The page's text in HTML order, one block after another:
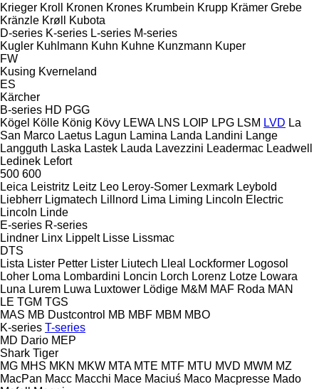
Krieger Kroll Kronen Krones Krumbein Krupp Krämer Grebe
Kränzle Krøll
Kubota
D-series K-series L-series M-series
Kugler Kuhlmann Kuhn Kuhne Kunzmann Kuper
FW
Kusing Kverneland
ES
Kärcher
B-series HD PGG
Kögel Kölle König Kövy LEWA LNS LOIP LPG LSM LVD La
San Marco Laetus Lagun Lamina Landa Landini Lange
Langguth Laska Lastek Lauda Lavezzini Leadermac Leadwell
Ledinek Lefort
500 600
Leica Leistritz Leitz Leo Leroy-Somer Lexmark Leybold
Liebherr Ligmatech Lillnord Lima Liming Lincoln Electric
Lincoln Linde
E-series R-series
Lindner Linx Lippelt Lisse Lissmac
DTS
Lista Lister Petter Lister Liutech Lleal Lockformer Logosol
Loher Loma Lombardini Loncin Lorch Lorenz Lotze Lowara
Luna Lurem Luwa Luxtower Lödige M&M MAF Roda MAN
LE TGM TGS
MAS MB Dustcontrol MB MBF MBM MBO
K-series T-series
MD Dario MEP
Shark Tiger
MG MHS MKN MKW MTA MTE MTF MTU MVD MWM MZ
MacPan Macc Macchi Mace Maciuś Maco Macpresse Mado